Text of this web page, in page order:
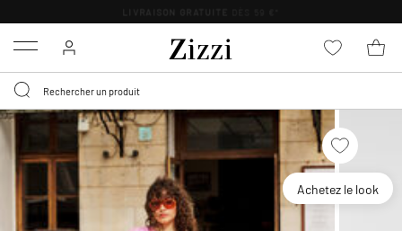
LIVRAISON GRATUITE
Menu
Achetez le look